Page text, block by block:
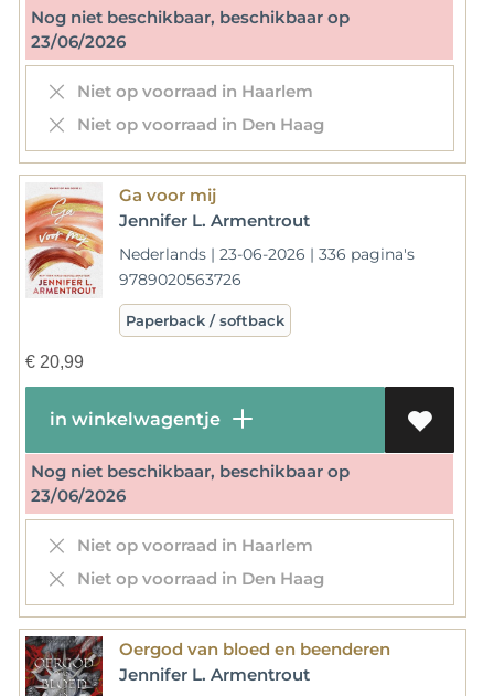
Nog niet beschikbaar, beschikbaar op
23/06/2026
Niet op voorraad in Haarlem
Niet op voorraad in Den Haag
Ga voor mij
Jennifer L. Armentrout
Nederlands | 23-06-2026 | 336 pagina's
9789020563726
Paperback / softback
€20,99
in winkelwagentje
Nog niet beschikbaar, beschikbaar op
23/06/2026
Niet op voorraad in Haarlem
Niet op voorraad in Den Haag
Oergod van bloed en beenderen
Jennifer L. Armentrout